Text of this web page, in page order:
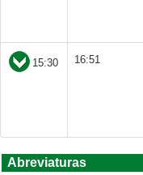
15:30 16:51
Abreviaturas